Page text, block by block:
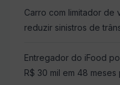
Carro com limitador
reduzir sinistros de
Entregador do iFood
R$ 30 mil em 48 meses